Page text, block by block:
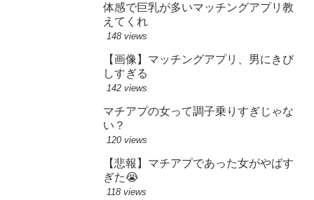
体感で巨乳が多いマッチングアプリ教
えてくれ
148 views
【画像】マッチングアプリ、男にきび
しすぎる
142 views
マチアプの女って調子乗りすぎじゃな
い？
120 views
【悲報】マチアプであった女がやばす
ぎた😭
118 views